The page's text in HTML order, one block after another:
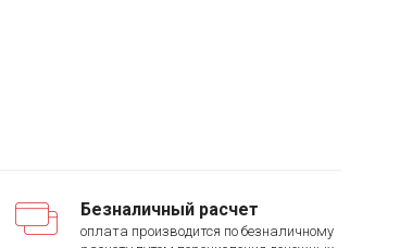
Безналичный расчет
оплата производится по безналичному